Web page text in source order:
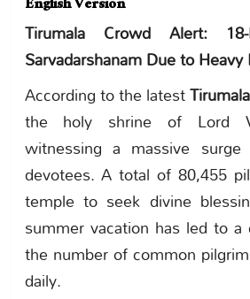
English Version
Tirumala Crowd Alert:
Sarvadarshanam Due to Heavy
According to the latest
the holy shrine of Lord
witnessing a massive
devotees. A total of 80,455
temple to seek divine
summer vacation has led to
the number of common
daily.